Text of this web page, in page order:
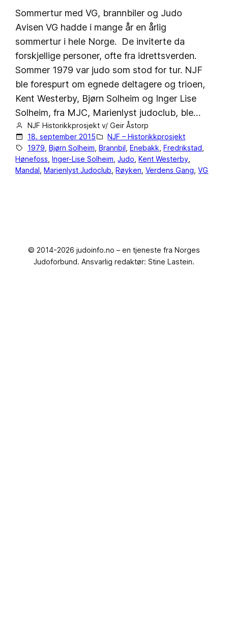
Sommertur med VG, brannbiler og Judo
Avisen VG hadde i mange år en årlig
sommertur i hele Norge. De inviterte da
forskjellige personer, ofte fra idrettsverden.
Sommer 1979 var judo som stod for tur. NJF
ble forespurt om egnede deltagere og trioen,
Kent Westerby, Bjørn Solheim og Inger Lise
Solheim, fra MJC, Marienlyst judoclub, ble…
NJF Historikkprosjekt v/ Geir Åstorp
18. september 2015
NJF – Historikkprosjekt
1979 Bjørn Solheim Brannbil Enebakk Fredrikstad
Hønefoss , Inger-Lise Solheim , Judo , Kent Westerby
Mandal , Marienlyst Judoclub , Røyken , Verdens Gang , VG
© 2014-2026 judoinfo.no – en tjeneste fra Norges
Judoforbund. Ansvarlig redaktør: Stine Lastein.